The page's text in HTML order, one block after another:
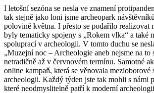
I letošní sezóna se nesla ve znamení
tak stejně jako loni jsme archeopark
polovině května. I přesto se podařilo realizovat
byly tematicky spojeny s „Rokem vlka“ a také
spoluprací v archeologii. V tomto duchu se
„Muzejní noc – Archeologie aneb nejsme na to
netradičně až v červnovém termínu. Samotné
online kampaň, která se věnovala mezioborové
archeologii. Každý týden jste tak mohli s námi
které neodmyslitelně patří k moderní